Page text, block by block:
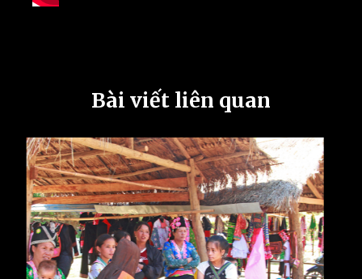
Bài viết liên quan